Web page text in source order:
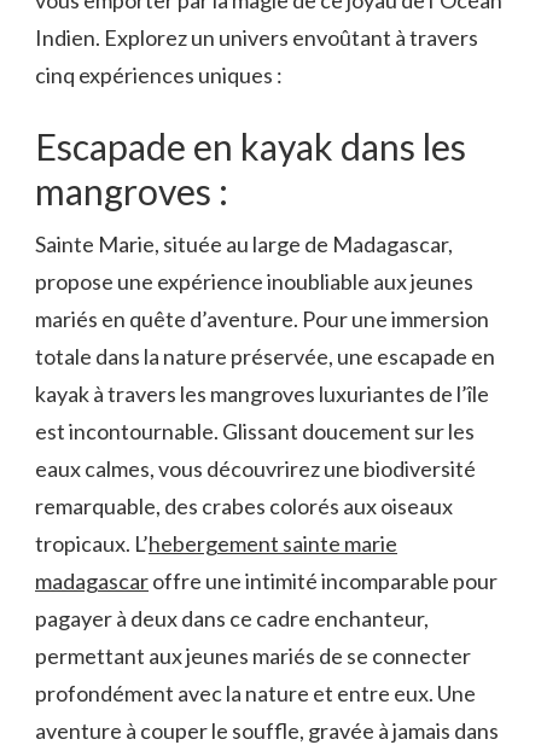
Indien. Explorez un univers envoûtant à travers
cinq expériences uniques :
Escapade en kayak dans les
mangroves :
Sainte Marie, située au large de Madagascar,
propose une expérience inoubliable aux jeunes
mariés en quête d’aventure. Pour une immersion
totale dans la nature préservée, une escapade en
kayak à travers les mangroves luxuriantes de l’île
est incontournable. Glissant doucement sur les
eaux calmes, vous découvrirez une biodiversité
remarquable, des crabes colorés aux oiseaux
tropicaux. L’hebergement sainte marie
madagascaroffre une intimité incomparable pour
pagayer à deux dans ce cadre enchanteur,
permettant aux jeunes mariés de se connecter
profondément avec la nature et entre eux. Une
aventure à couper le souffle, gravée à jamais dans